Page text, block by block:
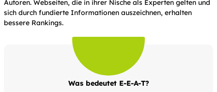
Autoren. Webseiten, die in ihrer Nische als Experten gelten und
sich durch fundierte Informationen auszeichnen, erhalten
bessere Rankings.
Was bedeutet E-E-A-T?